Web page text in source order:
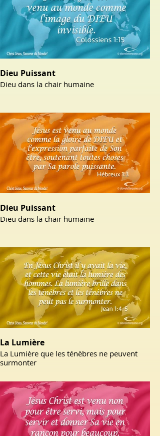
Dieu Puissant
Dieu dans la chair humaine
Dieu Puissant
Dieu dans la chair humaine
La Lumière
La Lumière que les ténèbres ne peuvent
surmonter